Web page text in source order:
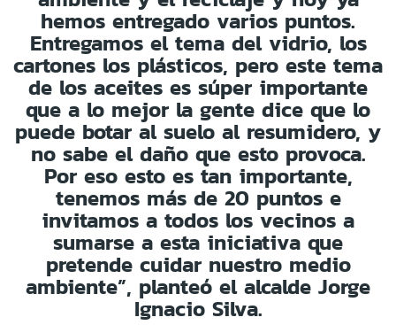
hemos entregado varios puntos.
Entregamos el tema del vidrio, los
cartones los plásticos, pero este tema
de los aceites es súper importante
que a lo mejor la gente dice que lo
puede botar al suelo al resumidero, y
no sabe el daño que esto provoca.
Por eso esto es tan importante,
tenemos más de 20 puntos e
invitamos a todos los vecinos a
sumarse a esta iniciativa que
pretende cuidar nuestro medio
ambiente”, planteó el alcalde Jorge
Ignacio Silva.